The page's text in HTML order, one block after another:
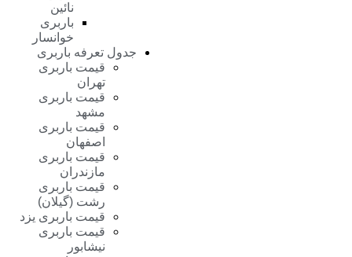
نائین
باربری
خوانسار
جدول تعرفه باربری
قیمت باربری
تهران
قیمت باربری
مشهد
قیمت باربری
اصفهان
قیمت باربری
مازندران
قیمت باربری
رشت (گیلان)
قیمت باربری یزد
قیمت باربری
نیشابور